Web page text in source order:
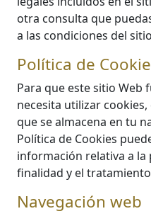
otra consulta que
a las condiciones del
Política de
Para que este sitio
necesita utilizar
que se almacena en tu
Política de Cookies
información relativa a la
finalidad y el
Navegación web